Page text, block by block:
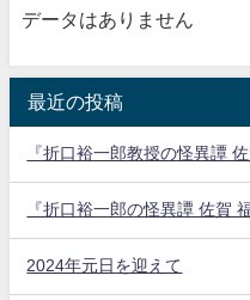
データはありません
最近の投稿
『折口裕一郎教授の怪異譚
『折口裕一郎の怪異譚 佐賀
2024年元日を迎えて